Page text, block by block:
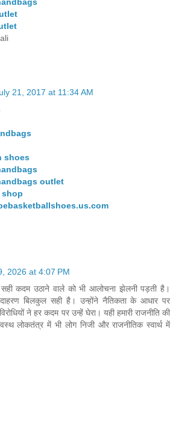
21, 2017 at 11:34 AM
shoes
outlet
shop
2026 at 4:07 PM
कदम उठाने वाले को भी आलोचना झेलनी पड़ती है।
बिलकुल सही है। उन्होंने नैतिकता के आधार पर
ने हर कदम पर उन्हें घेरा। यही हमारी राजनीति की
लोकतंत्र में भी लोग निजी और राजनीतिक स्वार्थ में